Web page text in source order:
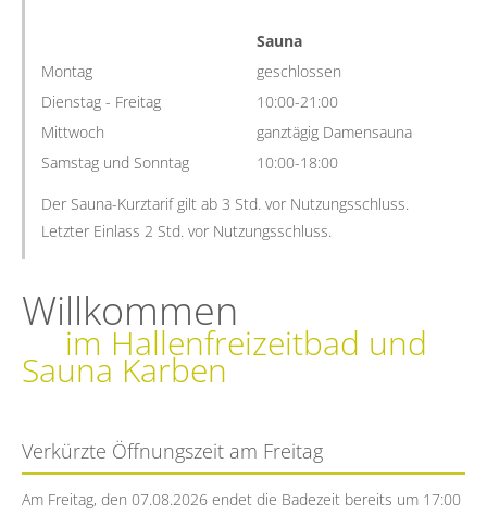
Sauna
Montag
geschlossen
Dienstag - Freitag
10:00-21:00
Mittwoch
ganztägig Damensauna
Samstag und Sonntag
10:00-18:00
Der Sauna-Kurztarif gilt ab 3 Std. vor Nutzungsschluss.
Letzter Einlass 2 Std. vor Nutzungsschluss.
Willkommen
im Hallenfreizeitbad und
Sauna Karben
Verkürzte Öffnungszeit am Freitag
Am Freitag, den 07.08.2026 endet die Badezeit bereits um 17:00